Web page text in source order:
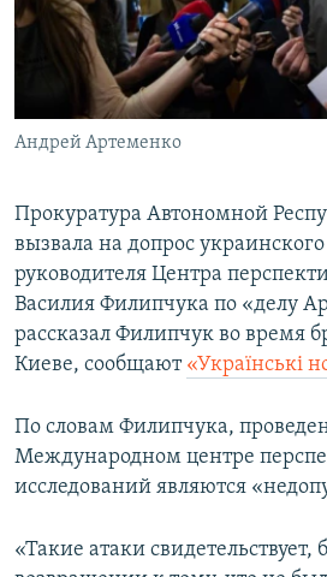
ПОБЕДИТЕЛЕЙ НЕ СУДЯТ?
КРЫМ.НЕПОКОРЕННЫЙ
УКРАИНСКАЯ ПРОБЛЕМА КРЫМА
ПРИСОЕДИНЯЙТЕСЬ!
Андрей Артеменко
Прокуратура Автономной
вызвала на допрос
руководителя Центра
Василия Филипчука по «делу
рассказал Филипчук во время
Киеве, сообщают «Українські
По словам Филипчука,
Международном центре
исследований являются
«Такие атаки свидетельствует,